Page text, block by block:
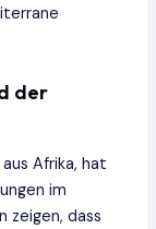
der
Afrika, hat
im
dass